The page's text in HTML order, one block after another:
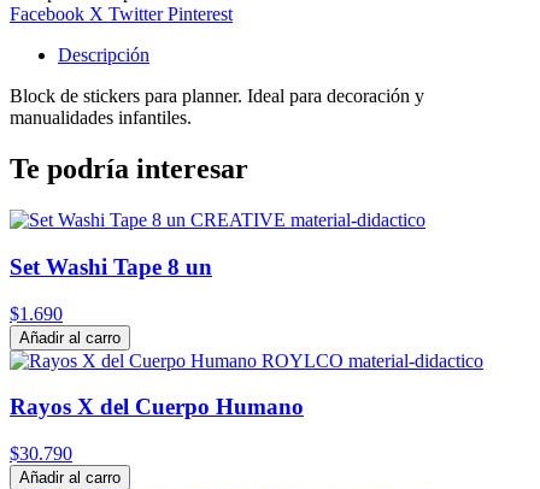
Facebook X Twitter Pinterest
Descripción
Block de stickers para planner. Ideal para decoración y
manualidades infantiles.
Te podría interesar
Set Washi Tape 8 un
$1.690
Añadir al carro
Rayos X del Cuerpo Humano
$30.790
Añadir al carro